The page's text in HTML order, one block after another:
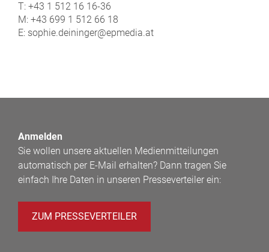
T: +43 1 512 16 16-36
M: +43 699 1 512 66 18
E: sophie.deininger@epmedia.at
Anmelden
Sie wollen unsere aktuellen Medienmitteilungen
automatisch per E-Mail erhalten? Dann tragen Sie
einfach Ihre Daten in unseren Presseverteiler ein:
ZUM PRESSEVERTEILER